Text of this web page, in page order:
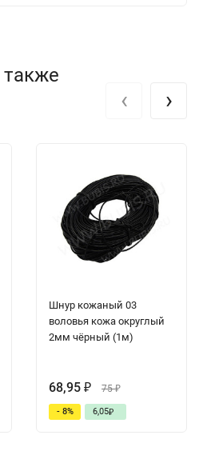
Шнур кожаный 03
воловья кожа округлый
2мм чёрный (1м)
68,95 ₽ 75₽
- 8% 6,05₽
‹ ›